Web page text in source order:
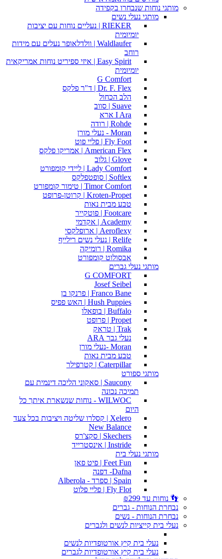
מותגי נוחות שנבחרו בקפידה
מותגי נעלי נשים
RIEKER | נעליים נוחות עם יציבות
יומיומית
Waldlaufer | וולדלאופר נעלים עם מידות
רוחב
Easy Spirit | איזי ספיריט נוחות אמריקאית
יומיומית
G Comfort
Dr. F. Flex | ד"ר פלקס
הלב הכחול
Suave | סווב
I Ara ארא
Rohde | רודה
Moran - נעלי מורן
Fly Foot | פליי פוט
American Flex | אמריקו פלקס
Glove | גלוב
Lady Comfort | ליידי קומפורט
Softlex | סופטפלקס
Timor Comfort | טימור קומפורט
Kroten-Propet | קרוטן-פרופט
טבע מבית נאות
Footcare | פוטקייר
Academy | אקדמי
Aeroflexy | ארופלקסי
Relife | נעלי נשים רילייף
Romika | רומיקה
אבסולוט קומפורט
מותגי נעלי גברים
G COMFORT
Josef Seibel
Franco Bane | פרנקו בן
Hush Puppies | האש פפיס
Buffalo | בופאלו
Propet | פרופט
Trak | טראק
נעלי גבר ARA
Moran -נעלי מורן
טבע מבית נאות
Caterpillar | קטרפילר
מותגי ספורט
Saucony | סאקוני הליכה דינמית עם
תמיכה נכונה
WILWOC - נוחות שנשארת איתך כל
היום
Xelero | קסלרו שליטה ויציבות בכל צעד
New Balance
Skechers | סקצ'רס
Instride | אינסטרייד
מותגי נעלי בית
Feet Fun | פיט פאן
Dafna- דפנה
Spain | ספרד - Alberola
Fly Flot | פליי פלוט
👣 נוחות עד ₪299
נבחרת הנוחות - גברים
נבחרת הנוחות - נשים
נעלי בית קייציות לנשים ולגברים
נעלי בית קיץ אורטופדיות לנשים
נעלי בית קיץ אורטופדיות לגברים